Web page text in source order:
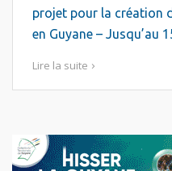
projet pour la création
en Guyane – Jusqu’au
Lire la suite